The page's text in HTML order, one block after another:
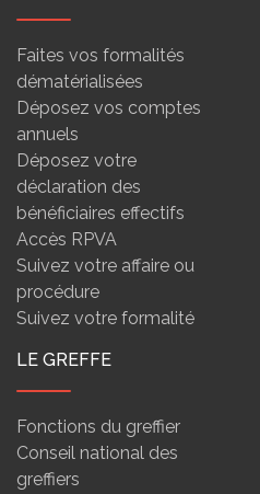
Faites vos formalités
dématérialisées
Déposez vos comptes
annuels
Déposez votre
déclaration des
bénéficiaires effectifs
Accès RPVA
Suivez votre affaire ou
procédure
Suivez votre formalité
LE GREFFE
Fonctions du greffier
Conseil national des
greffiers